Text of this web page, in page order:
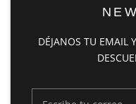
DÉJANOS TU EMAIL
POLÍTICA DE
POLÍTICA DE ENVÍOS
POLÍTICA DE